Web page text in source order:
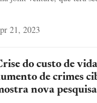
21, 2023
do custo de
de crimes
nova pesquisa